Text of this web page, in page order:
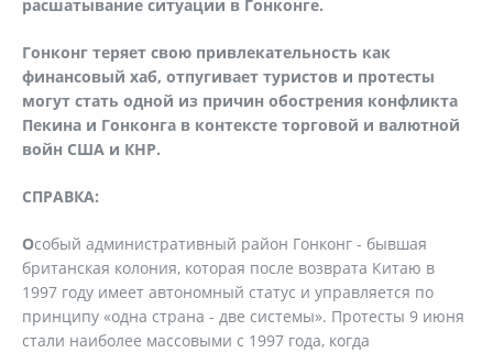
расшатывание ситуации в Гонконге.
Гонконг теряет свою привлекательность как
финансовый хаб, отпугивает туристов и протесты
могут стать одной из причин обострения конфликта
Пекина и Гонконга в контексте торговой и валютной
войн США и КНР.
СПРАВКА:
Особый административный район Гонконг - бывшая
британская колония, которая после возврата Китаю в
1997 году имеет автономный статус и управляется по
принципу «одна страна - две системы». Протесты 9 июня
стали наиболее массовыми с 1997 года, когда